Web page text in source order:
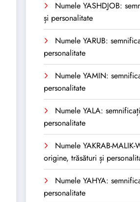
Numele YASHDJOB:
și personalitate
Numele YARUB:
personalitate
Numele YAMIN:
personalitate
Numele YALA:
personalitate
Numele YAKRAB-MALIK-
origine, trăsături și
Numele YAHYA:
personalitate